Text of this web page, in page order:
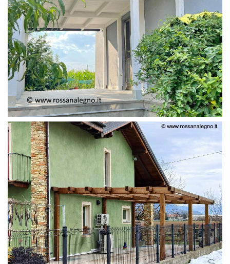
PERGOLA ADOSSATA